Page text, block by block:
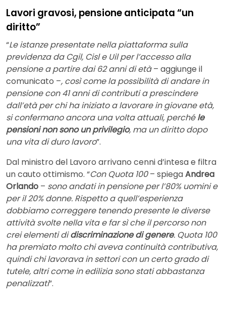
Lavori gravosi, pensione anticipata “un
diritto”
“Le istanze presentate nella piattaforma sulla
previdenza da Cgil, Cisl e Uil per l’accesso alla
pensione a partire dai 62 anni di età– aggiunge il
comunicato –, così come la possibilità di andare in
pensione con 41 anni di contributi a prescindere
dall’età per chi ha iniziato a lavorare in giovane età,
si confermano ancora una volta attuali, perchéle
pensioni non sono un privilegio, ma un diritto dopo
una vita di duro lavoro”.
Dal ministro del Lavoro arrivano cenni d’intesa e filtra
un cauto ottimismo. “Con Quota 100– spiegaAndrea
Orlando – sono andati in pensione per l’80% uomini e
per il 20% donne. Rispetto a quell’esperienza
dobbiamo correggere tenendo presente le diverse
attività svolte nella vita e far sì che il percorso non
crei elementi didiscriminazione di genere. Quota 100
ha premiato molto chi aveva continuità contributiva,
quindi chi lavorava in settori con un certo grado di
tutele, altri come in edilizia sono stati abbastanza
penalizzati”.